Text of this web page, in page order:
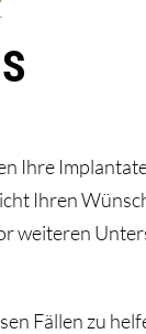
Ihre
Ihren
weiteren
Fällen zu